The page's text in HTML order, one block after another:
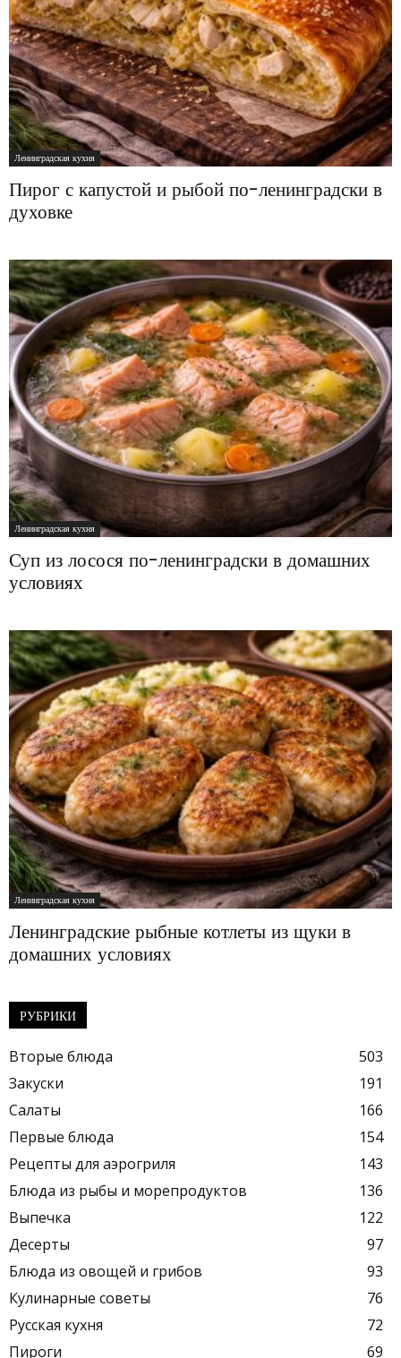
Ленинградская кухня
Пирог с капустой и рыбой по-ленинградски в
духовке
Ленинградская кухня
Суп из лосося по-ленинградски в домашних
условиях
Ленинградская кухня
Ленинградские рыбные котлеты из щуки в
домашних условиях
РУБРИКИ
Вторые блюда
503
Закуски
191
Салаты
166
Первые блюда
154
Рецепты для аэрогриля
143
Блюда из рыбы и морепродуктов
136
Выпечка
122
Десерты
97
Блюда из овощей и грибов
93
Кулинарные советы
76
Русская кухня
72
Пироги
69